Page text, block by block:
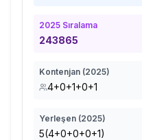
2025 Sıralama
243865
Kontenjan (2025)
4+0+1+0+1
Yerleşen (2025)
5(4+0+0+0+1)